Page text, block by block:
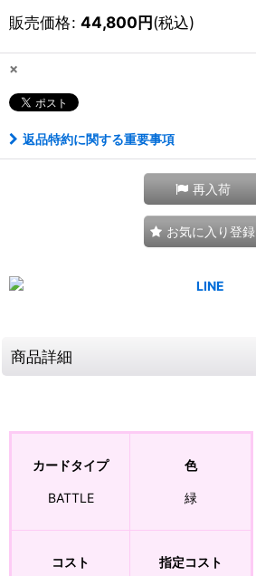
販売価格: 44,800円(税込)
×
返品特約に関する重要事項
再入荷
お気に入り登録
商品詳細
カードタイプ
BATTLE
色
緑
コスト 指定コスト